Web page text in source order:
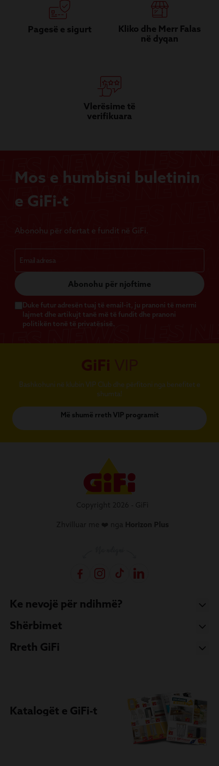
Pagesë e sigurt
Kliko dhe Merr Falas
në dyqan
Vlerësime të
verifikuara
Mos e humbisni buletinin
e GiFi-t
Abonohu për ofertat e fundit në GiFi.
Abonohu për njoftime
Duke futur adresën tuaj të email-it, ju pranoni të merrni
lajmet dhe artikujt tanë më të fundit dhe pranoni
politikën tonë të privatësisë.
GiFi
Bashkohuni në klubin VIP Club dhe përfitoni nga benefitet e
shumta!
Më shumë rreth VIP programit
Ke nevojë për ndihmë?
Shërbimet
Rreth GiFi
Katalogët e GiFi-t